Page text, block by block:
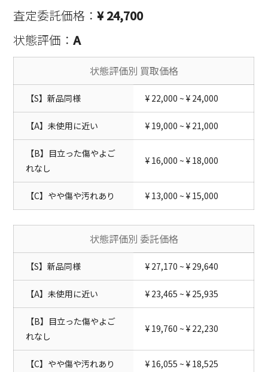
査定委託価格：¥ 24,700
状態評価：A
状態評価別 買取価格
【S】新品同様 ¥ 22,000 ~ ¥ 24,000
【A】未使用に近い ¥ 19,000 ~ ¥ 21,000
【B】目立った傷やよご
れなし
¥ 16,000 ~ ¥ 18,000
【C】やや傷や汚れあり ¥ 13,000 ~ ¥ 15,000
状態評価別 委託価格
【S】新品同様 ¥ 27,170 ~ ¥ 29,640
【A】未使用に近い ¥ 23,465 ~ ¥ 25,935
【B】目立った傷やよご
れなし
¥ 19,760 ~ ¥ 22,230
【C】やや傷や汚れあり ¥ 16,055 ~ ¥ 18,525